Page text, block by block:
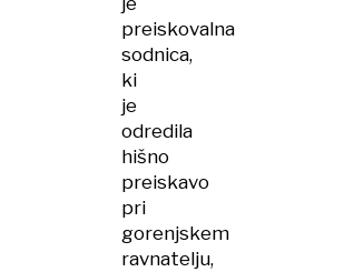
preiskovalna
sodnica,
ki
je
odredila
hišno
preiskavo
pri
gorenjskem
ravnatelju,